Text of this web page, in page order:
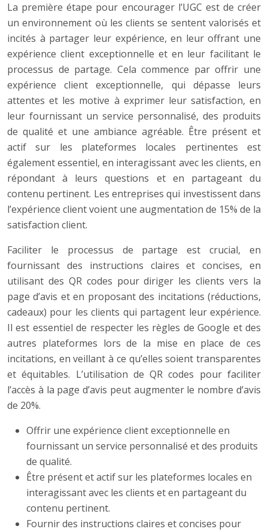
La première étape pour encourager l’UGC est de créer
un environnement où les clients se sentent valorisés et
incités à partager leur expérience, en leur offrant une
expérience client exceptionnelle et en leur facilitant le
processus de partage. Cela commence par offrir une
expérience client exceptionnelle, qui dépasse leurs
attentes et les motive à exprimer leur satisfaction, en
leur fournissant un service personnalisé, des produits
de qualité et une ambiance agréable. Être présent et
actif sur les plateformes locales pertinentes est
également essentiel, en interagissant avec les clients, en
répondant à leurs questions et en partageant du
contenu pertinent. Les entreprises qui investissent dans
l’expérience client voient une augmentation de 15% de la
satisfaction client.
Faciliter le processus de partage est crucial, en
fournissant des instructions claires et concises, en
utilisant des QR codes pour diriger les clients vers la
page d’avis et en proposant des incitations (réductions,
cadeaux) pour les clients qui partagent leur expérience.
Il est essentiel de respecter les règles de Google et des
autres plateformes lors de la mise en place de ces
incitations, en veillant à ce qu’elles soient transparentes
et équitables. L’utilisation de QR codes pour faciliter
l’accès à la page d’avis peut augmenter le nombre d’avis
de 20%.
Offrir une expérience client exceptionnelle en
fournissant un service personnalisé et des produits
de qualité.
Être présent et actif sur les plateformes locales en
interagissant avec les clients et en partageant du
contenu pertinent.
Fournir des instructions claires et concises pour